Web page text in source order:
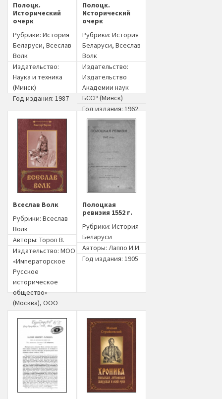
Полоцк.
Исторический
очерк
Рубрики: История
Беларуси, Всеслав
Волк
Издательство:
Наука и техника
(Минск)
Год издания: 1987
Полоцк.
Исторический
очерк
Рубрики: История
Беларуси, Всеслав
Волк
Издательство:
Издательство
Академии наук
БССР (Минск)
Год издания: 1962
Всеслав Волк
Рубрики: Всеслав
Волк
Авторы: Тороп В.
Издательство: МОО
«Императорское
Русское
историческое
общество»
(Москва), ООО
«Киммерийский
центр» (Москва)
Год издания: 2021
Полоцкая
ревизия 1552 г.
Рубрики: История
Беларуси
Авторы: Лаппо И.И.
Год издания: 1905